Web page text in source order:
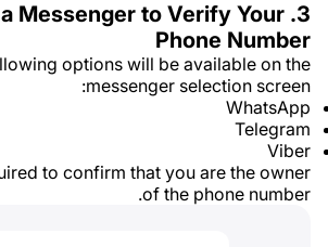
a Messenger to Verify Your
Phone Number
options will be available on the
messenger selection screen:
WhatsApp
Telegram
Viber
to confirm that you are the owner
of the phone number.